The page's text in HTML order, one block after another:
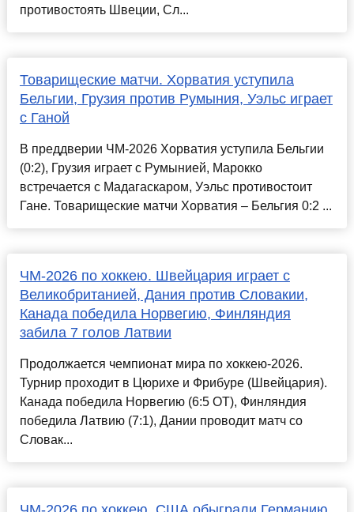
противостоять Швеции, Сл...
Товарищеские матчи. Хорватия уступила
Бельгии, Грузия против Румыния, Уэльс играет
с Ганой
В преддверии ЧМ-2026 Хорватия уступила Бельгии
(0:2), Грузия играет с Румынией, Марокко
встречается с Мадагаскаром, Уэльс противостоит
Гане. Товарищеские матчи Хорватия – Бельгия 0:2 ...
ЧМ-2026 по хоккею. Швейцария играет с
Великобританией, Дания против Словакии,
Канада победила Норвегию, Финляндия
забила 7 голов Латвии
Продолжается чемпионат мира по хоккею-2026.
Турнир проходит в Цюрихе и Фрибуре (Швейцария).
Канада победила Норвегию (6:5 ОТ), Финляндия
победила Латвию (7:1), Дании проводит матч со
Словак...